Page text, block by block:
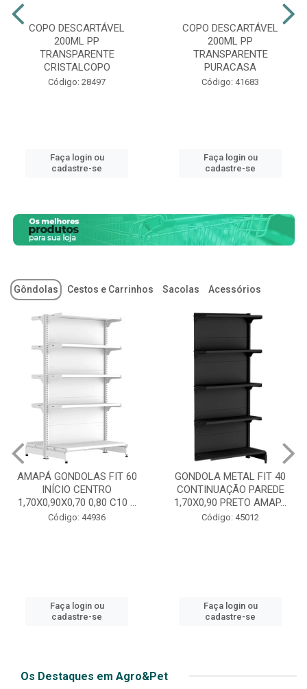
COPO DESCARTÁVEL
200ML PP
TRANSPARENTE
CRISTALCOPO
Código: 28497
Faça login ou
cadastre-se
COPO DESCARTÁVEL
200ML PP
TRANSPARENTE
PURACASA
Código: 41683
Faça login ou
cadastre-se
Gôndolas Cestos e Carrinhos Sacolas Acessórios
GONDOLA METAL FIT 40
CONTINUAÇÃO PAREDE
1,70X0,90 PRETO AMAP...
Código: 45012
Faça login ou
cadastre-se
GONDOLA METAL FIT 40
INICIO CENTRO 1,70X0,90
PRETO AMAPÁ
Código: 45013
cadastre-se
Os Destaques em Agro&Pet